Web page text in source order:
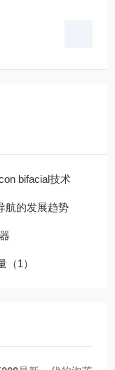
bifacial技术
航的发展趋势
1）